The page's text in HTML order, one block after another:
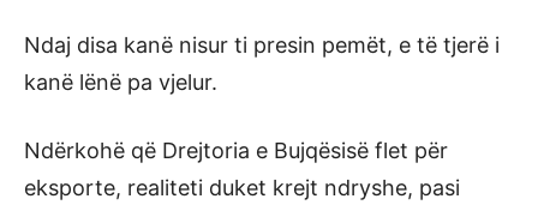
Ndaj disa kanë nisur ti presin pemët, e të tjerë i
kanë lënë pa vjelur.
Ndërkohë që Drejtoria e Bujqësisë flet për
eksporte, realiteti duket krejt ndryshe, pasi